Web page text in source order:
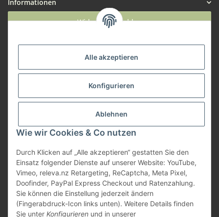
Alle akzeptieren
Konfigurieren
Ablehnen
Wie wir Cookies & Co nutzen
Durch Klicken auf „Alle akzeptieren“ gestatten Sie den
Einsatz folgender Dienste auf unserer Website: YouTube,
Vimeo, releva.nz Retargeting, ReCaptcha, Meta Pixel,
Doofinder, PayPal Express Checkout und Ratenzahlung.
Sie können die Einstellung jederzeit ändern
(Fingerabdruck-Icon links unten). Weitere Details finden
Sie unter Konfigurieren und in unserer
Informationen
Widerruf anmelden
Zahlungsmöglichkeiten